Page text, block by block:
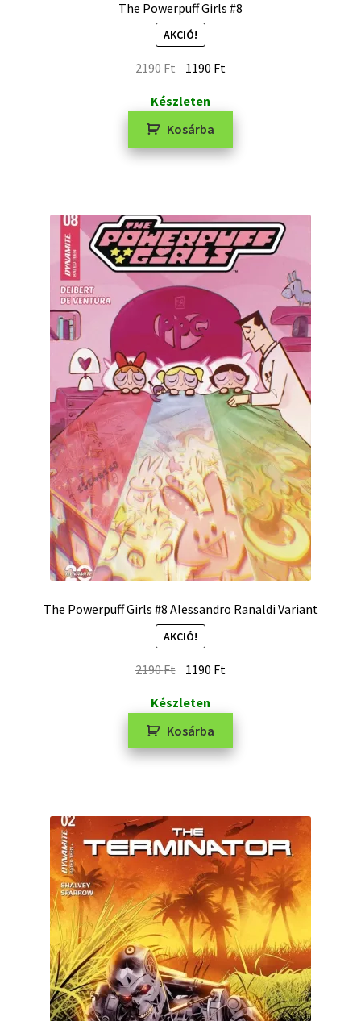
The Powerpuff Girls #8
AKCIÓ!
2190Ft 1190 Ft
Készleten
Kosárba
The Powerpuff Girls #8 Alessandro Ranaldi Variant
AKCIÓ!
2190Ft 1190 Ft
Készleten
Kosárba